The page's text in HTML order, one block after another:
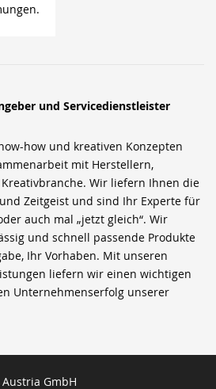
und Servicedienstleister
how und kreativen Konzepten
mit Herstellern,
Wir liefern Ihnen die
Zeitgeist und sind Ihr Experte für
auch mal „jetzt gleich“. Wir
und schnell passende Produkte
Ihr Vorhaben. Mit unseren
liefern wir einen wichtigen
Unternehmenserfolg unserer
GmbH